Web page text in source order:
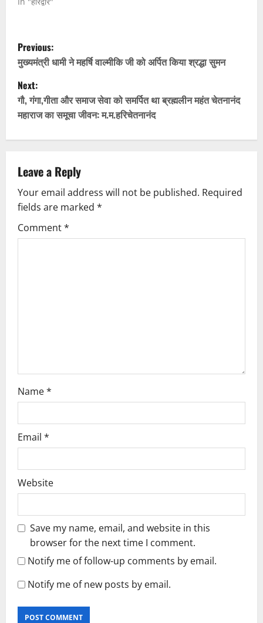
P
o
s
t
n
a
v
i
g
Previous:
मुख्यमंत्री धामी ने महर्षि वाल्मीकि जी को अर्पित किया श्रद्धा सुमन
Next:
गौ, गंगा,गीता और समाज सेवा को समर्पित था ब्रह्मलीन महंत चेतनानंद
महाराज का समूचा जीवन: म.म.हरिचेतनानंद
Leave a Reply
Your email address will not be published. Required
fields are marked *
Comment*
Name*
Email *
Website
Save my name, email, and website in this
browser for the next time I comment.
Notify me of follow-up comments by email.
Notify me of new posts by email.